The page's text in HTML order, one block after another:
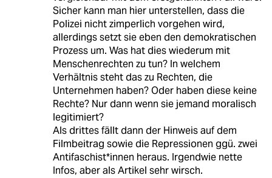
Sicher kann man hier unterstellen, dass die
Polizei nicht zimperlich vorgehen wird,
allerdings setzt sie eben den demokratischen
Prozess um. Was hat dies wiederum mit
Menschenrechten zu tun? In welchem
Verhältnis steht das zu Rechten, die
Unternehmen haben? Oder haben diese keine
Rechte? Nur dann wenn sie jemand moralisch
legitimiert?
Als drittes fällt dann der Hinweis auf dem
Filmbeitrag sowie die Repressionen ggü. zwei
Antifaschist*innen heraus. Irgendwie nette
Infos, aber als Artikel sehr wirsch.